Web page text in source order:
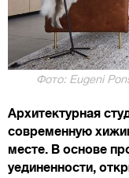
Фото: Eugeni
Архитектурная
современную
месте. В основе
уединенности,